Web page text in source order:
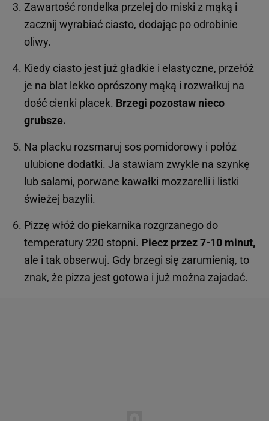
Zawartość rondelka przelej do miski z mąką i
zacznij wyrabiać ciasto, dodając po odrobinie
oliwy.
Kiedy ciasto jest już gładkie i elastyczne, przełóż
je na blat lekko oprószony mąką i rozwałkuj na
dość cienki placek. Brzegi pozostaw nieco
grubsze.
Na placku rozsmaruj sos pomidorowy i połóż
ulubione dodatki. Ja stawiam zwykle na szynkę
lub salami, porwane kawałki mozzarelli i listki
świeżej bazylii.
Pizzę włóż do piekarnika rozgrzanego do
temperatury 220 stopni. Piecz przez 7-10 minut,
ale i tak obserwuj. Gdy brzegi się zarumienią, to
znak, że pizza jest gotowa i już można zajadać.